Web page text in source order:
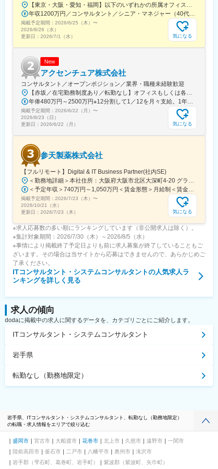
変更の範囲：会社の定める業務
掲載予定期間： 2026/6/25（木） 〜
2026/8/26（水）
更新日： 2026/7/1（水） 気になる
New
アクセンチュア株式会社
コンサルタント／オープンポジション／業界・職種未経験歓迎
掲載予定期間： 2026/6/22（月） 〜
2026/8/23（日）
更新日： 2026/6/22（月） 気になる
参天製薬株式会社
【フルリモート】Digital & IT Business Partner(社内SE)
掲載予定期間： 2026/7/23（木） 〜
2026/10/21（水）
更新日： 2026/7/23（木） 気になる
※求人応募数の多い順にランキングしています（非公開求人は除く）。
※集計対象期間：2026/7/30（木）～2026/8/5（水）
※事情により掲載終了予定日よりも前に求人募集が終了していることもご
ざいます。その場合は当サイトから応募はできませんので、あらかじめご
了承ください。
ITコンサルタント・システムコンサルタントの人気求人ラ
ンキングを詳しく見る
求人の傾向
dodaに掲載中の求人に関するデータを、カテゴリごとにご紹介します。
ITコンサルタント・システムコンサルタント
岩手県
転勤なし（勤務地限定）
岩手県、ITコンサルタント・システムコンサルタント、転勤なし（勤務地限定）
の転職・求人情報をエリアで絞り込む
盛岡市 宮古市 大船渡市 花巻市 北上市 久慈市 遠野市
一関市
陸前高田市
釜石市 二戸市 八幡平市 奥州市
滝沢市
岩手郡（雫石町、葛巻町、岩手町）
紫波郡（紫波町、矢巾町）